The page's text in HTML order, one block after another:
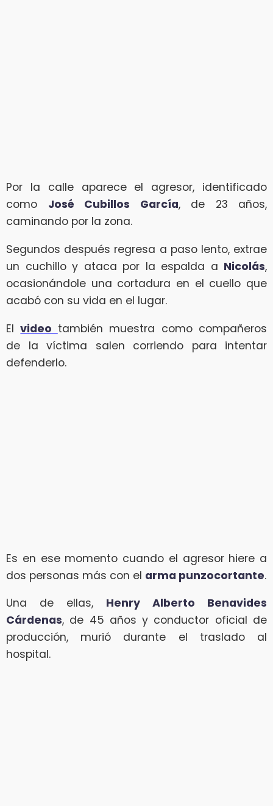
Por la calle aparece el agresor, identificado
como José Cubillos García, de 23 años,
caminando por la zona.
Segundos después regresa a paso lento, extrae
un cuchillo y ataca por la espalda a Nicolás,
ocasionándole una cortadura en el cuello que
acabó con su vida en el lugar.
Elvideo también muestra como compañeros
de la víctima salen corriendo para intentar
defenderlo.
Es en ese momento cuando el agresor hiere a
dos personas más con el arma punzocortante.
Una de ellas, Henry Alberto Benavides
Cárdenas, de 45 años y conductor oficial de
producción, murió durante el traslado al
hospital.